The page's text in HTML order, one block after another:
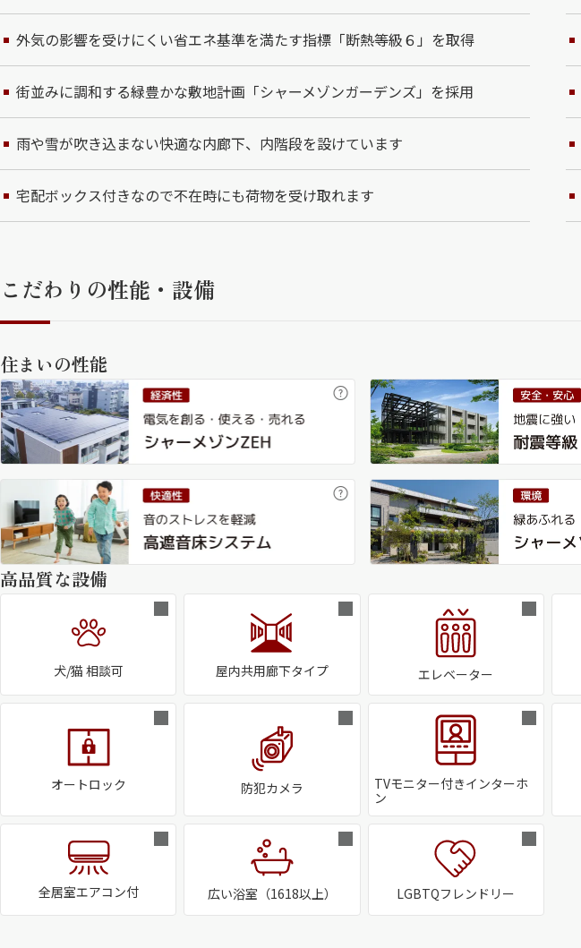
外気の影響を受けにくい省エネ基準を満たす指標「断熱等級６」を取得
街並みに調和する緑豊かな敷地計画「シャーメゾンガーデンズ」を採用
雨や雪が吹き込まない快適な内廊下、内階段を設けています
宅配ボックス付きなので不在時にも荷物を受け取れます
こだわりの性能・設備
住まいの性能
高品質な設備
犬/猫 相談可 屋内共用廊下タイプ エレベーター
オートロック 防犯カメラ
TVモニター付きインターホ
ン
全居室エアコン付 広い浴室（1618以上） LGBTQフレンドリー